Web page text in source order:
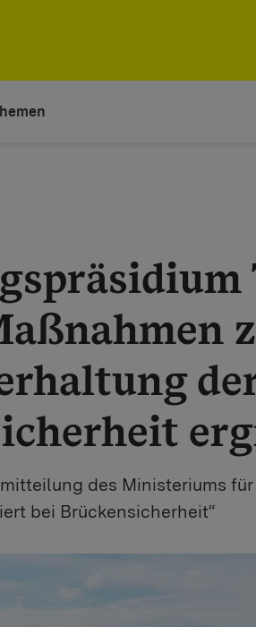
des Ministeriums
bei Brückensicherheit“